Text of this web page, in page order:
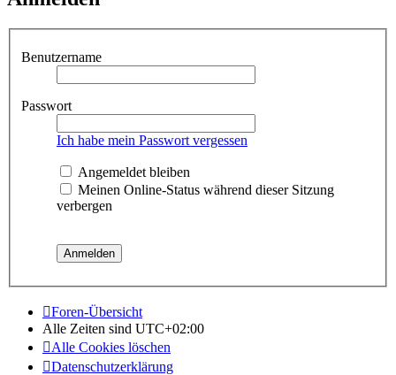
Benutzername
Passwort
Ich habe mein Passwort vergessen
Angemeldet bleiben
Meinen Online-Status während dieser Sitzung
verbergen
Foren-Übersicht
Alle Zeiten sind UTC+02:00
Alle Cookies löschen
Datenschutzerklärung